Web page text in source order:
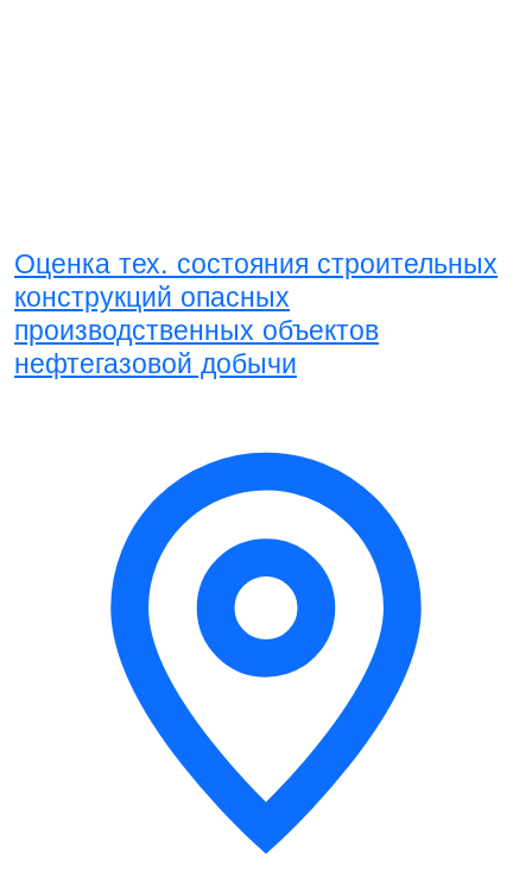
Оценка тех. состояния строительных
конструкций опасных
производственных объектов
нефтегазовой добычи